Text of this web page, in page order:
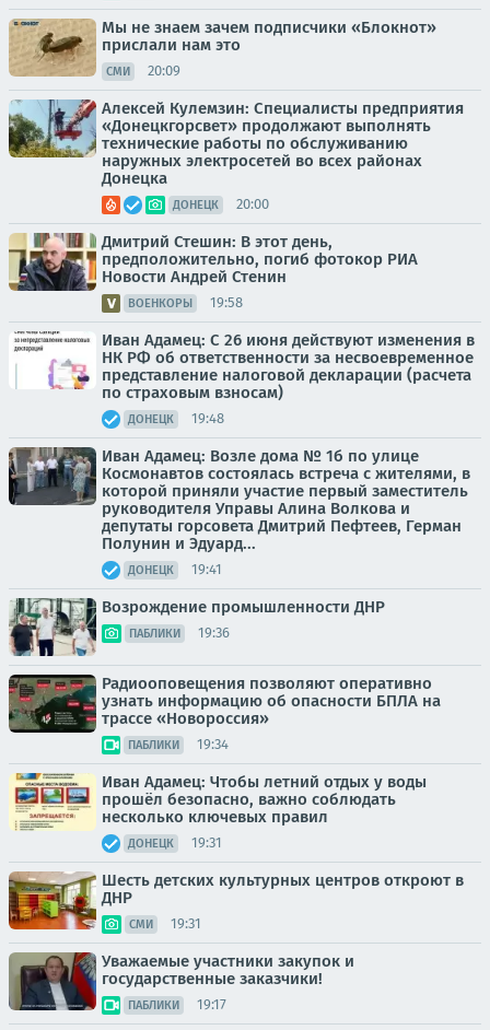
Мы не знаем зачем подписчики «Блокнот»
прислали нам это
СМИ 20:09
Алексей Кулемзин: Специалисты предприятия
«Донецкгорсвет» продолжают выполнять
технические работы по обслуживанию
наружных электросетей во всех районах
Донецка
ДОНЕЦК 20:00
Дмитрий Стешин: В этот день,
предположительно, погиб фотокор РИА
Новости Андрей Стенин
ВОЕНКОРЫ 19:58
Иван Адамец: С 26 июня действуют изменения в
НК РФ об ответственности за несвоевременное
представление налоговой декларации (расчета
по страховым взносам)
ДОНЕЦК 19:48
Иван Адамец: Возле дома № 1б по улице
Космонавтов состоялась встреча с жителями, в
которой приняли участие первый заместитель
руководителя Управы Алина Волкова и
депутаты горсовета Дмитрий Пефтеев, Герман
Полунин и Эдуард...
ДОНЕЦК 19:41
Возрождение промышленности ДНР
ПАБЛИКИ 19:36
Радиооповещения позволяют оперативно
узнать информацию об опасности БПЛА на
трассе «Новороссия»
ПАБЛИКИ 19:34
Иван Адамец: Чтобы летний отдых у воды
прошёл безопасно, важно соблюдать
несколько ключевых правил
ДОНЕЦК 19:31
Шесть детских культурных центров откроют в
ДНР
СМИ 19:31
Уважаемые участники закупок и
государственные заказчики!
ПАБЛИКИ 19:17